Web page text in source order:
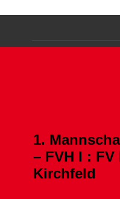
1.
– FVH I :
Kirchfeld